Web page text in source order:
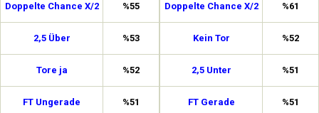
Doppelte Chance X/2 %55
2,5 Über %53
Tore ja %52
FT Ungerade %51
Doppelte Chance X/2 %61
Kein Tor %52
2,5 Unter %51
FT Gerade %51